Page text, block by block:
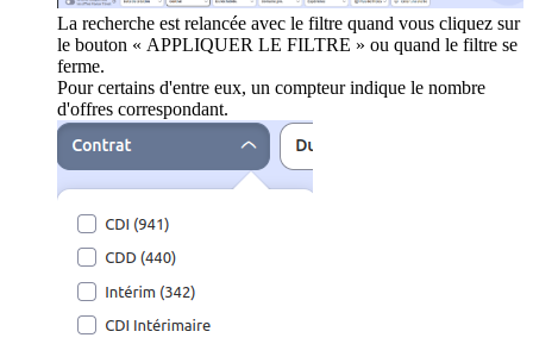
La recherche est relancée avec le filtre quand vous cliquez sur
le bouton « APPLIQUER LE FILTRE » ou quand le filtre se
ferme.
Pour certains d'entre eux, un compteur indique le nombre
d'offres correspondant.